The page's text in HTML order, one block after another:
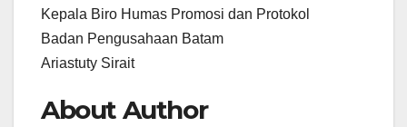
Kepala Biro Humas Promosi dan Protokol
Badan Pengusahaan Batam
Ariastuty Sirait
About Author